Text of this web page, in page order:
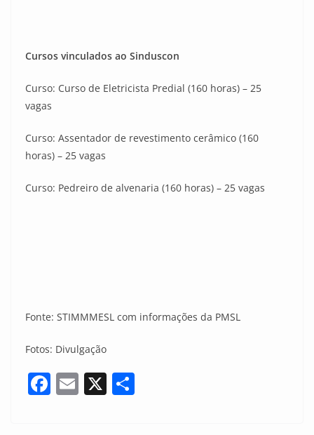
Cursos vinculados ao Sinduscon
Curso: Curso de Eletricista Predial (160 horas) – 25
vagas
Curso: Assentador de revestimento cerâmico (160
horas) – 25 vagas
Curso: Pedreiro de alvenaria (160 horas) – 25 vagas
Fonte: STIMMMESL com informações da PMSL
Fotos: Divulgação
F E X